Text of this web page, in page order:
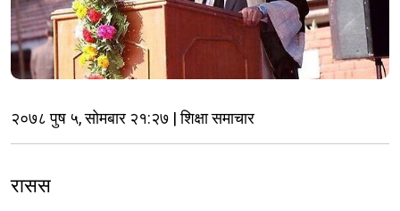
२०७८ पुष ५, सोमबार २१:२७ | शिक्षा समाचार
रासस